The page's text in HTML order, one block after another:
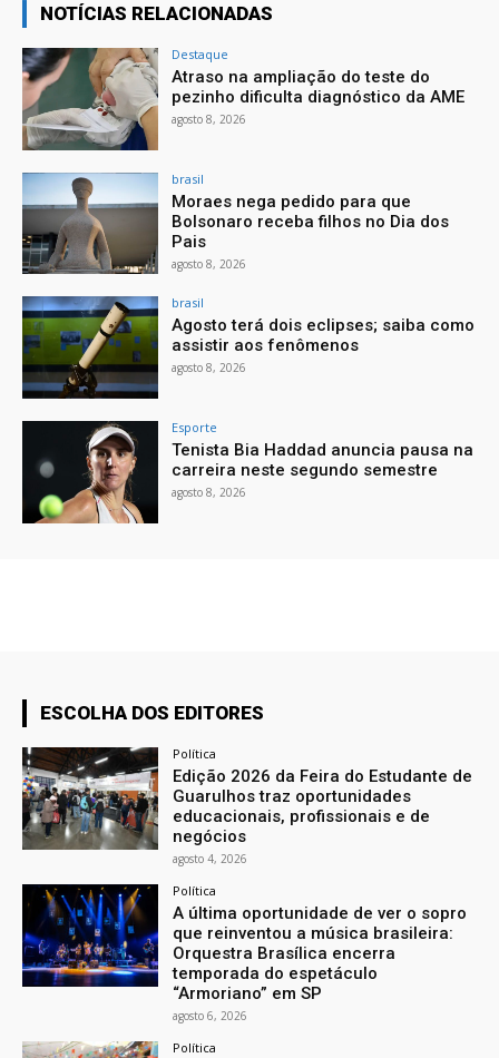
NOTÍCIAS RELACIONADAS
Destaque
Atraso na ampliação do teste do
pezinho dificulta diagnóstico da AME
agosto 8, 2026
brasil
Moraes nega pedido para que
Bolsonaro receba filhos no Dia dos
Pais
agosto 8, 2026
brasil
Agosto terá dois eclipses; saiba como
assistir aos fenômenos
agosto 8, 2026
Esporte
Tenista Bia Haddad anuncia pausa na
carreira neste segundo semestre
agosto 8, 2026
ESCOLHA DOS EDITORES
Política
Edição 2026 da Feira do Estudante de
Guarulhos traz oportunidades
educacionais, profissionais e de
negócios
agosto 4, 2026
Política
A última oportunidade de ver o sopro
que reinventou a música brasileira:
Orquestra Brasílica encerra
temporada do espetáculo
“Armoriano” em SP
agosto 6, 2026
Política